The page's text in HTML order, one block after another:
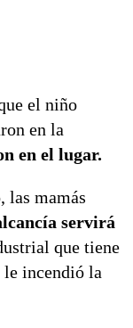
el niño
en la
en el lugar.
las mamás
servirá
que tiene
le incendió la